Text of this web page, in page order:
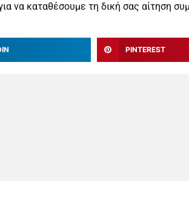
να καταθέσουμε τη δική σας αίτηση
PINTEREST